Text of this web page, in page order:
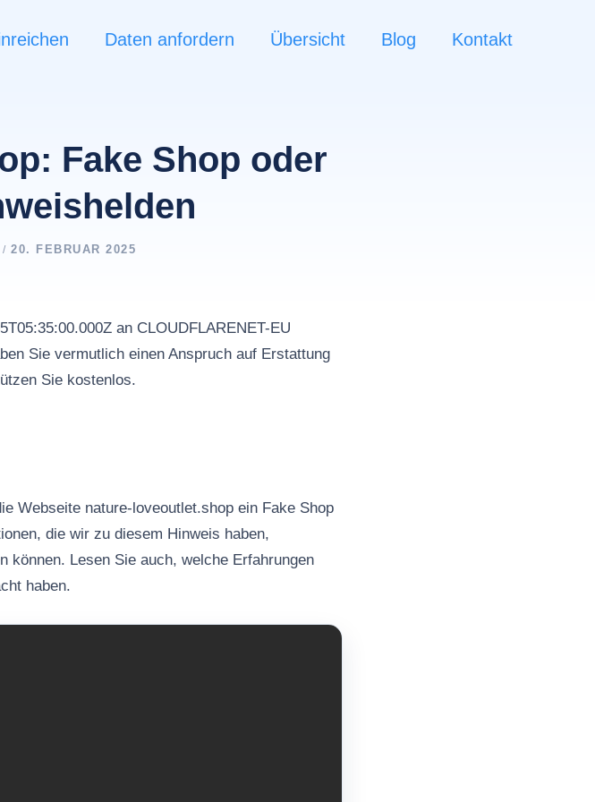
Daten anfordern Übersicht Blog Kontakt
Fake Shop oder
/ 20. FEBRUAR 2025
an CLOUDFLARENET-EU
Sie vermutlich einen Anspruch auf Erstattung
Sie kostenlos.
Webseite nature-loveoutlet.shop ein Fake Shop
die wir zu diesem Hinweis haben,
können. Lesen Sie auch, welche Erfahrungen
haben.